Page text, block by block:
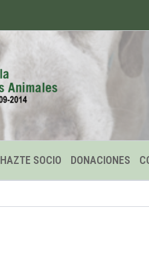
HAZTE SOCIO DONACIONES